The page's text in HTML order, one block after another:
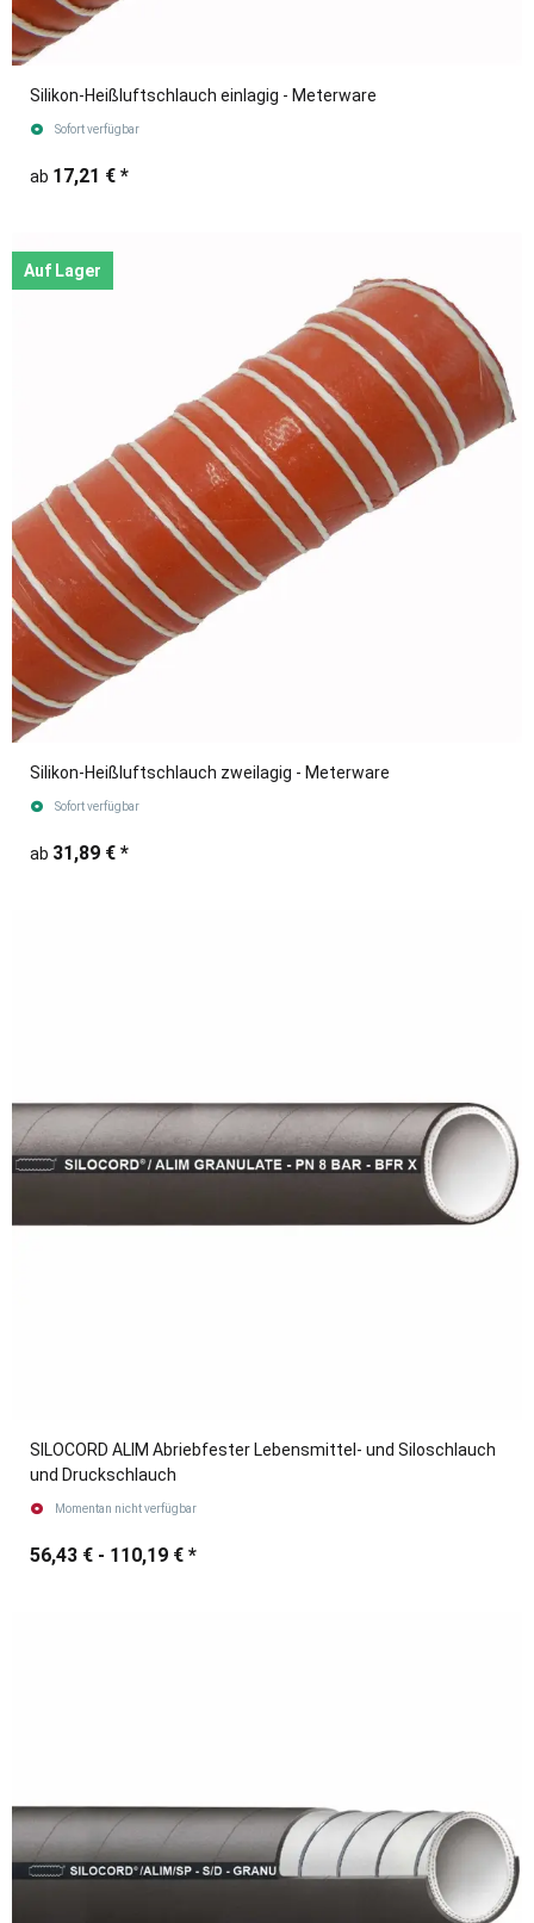
Silikon-Heißluftschlauch einlagig - Meterware
Sofort verfügbar
ab 17,21 € *
Auf Lager
Silikon-Heißluftschlauch zweilagig - Meterware
Sofort verfügbar
ab 31,89 € *
SILOCORD ALIM Abriebfester Lebensmittel- und Siloschlauch
und Druckschlauch
Momentan nicht verfügbar
56,43 € - 110,19 € *